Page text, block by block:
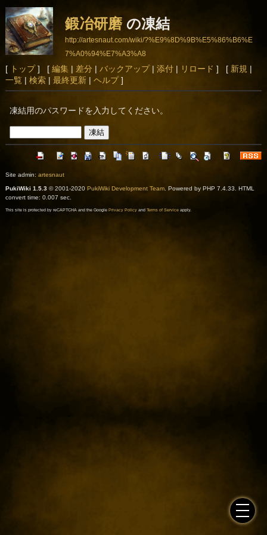
鍛冶研磨の凍結
http://artesnaut.com/wiki/?%E9%8D%9B%E5%86%B6%E
7%A0%94%E7%A3%A8
[ トップ] [ 編集| 差分 | バックアップ| 添付| リロード ] [ 新規 |
一覧| 検索| 最終更新| ヘルプ]
凍結用のパスワードを入力してください。
Site admin: artesnaut
PukiWiki 1.5.3© 2001-2020 PukiWiki Development Team. Powered by PHP 7.4.33. HTML
convert time: 0.007 sec.
This site is protected by reCAPTCHA and the Google Privacy Policyand Terms of Serviceapply.